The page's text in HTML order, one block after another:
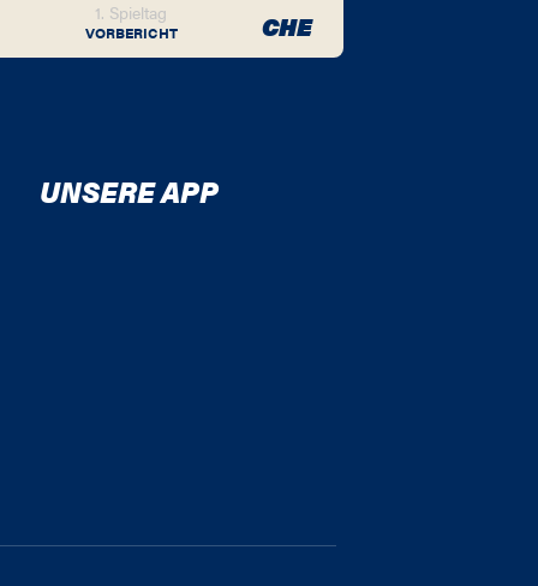
1. Spieltag
VORBERICHT CHE
UNSERE APP